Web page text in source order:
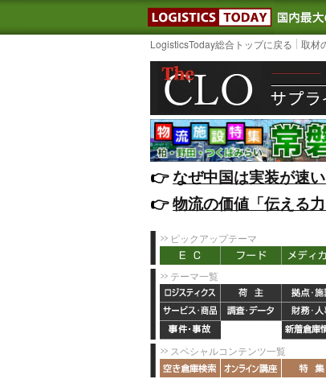
LogisticsToday総合トップに戻る 取材
👉️なぜ中国は実装が速
👉️物流の価値「伝える
ピックアップテーマ
テーマ一覧
スペシャルコンテンツ一覧